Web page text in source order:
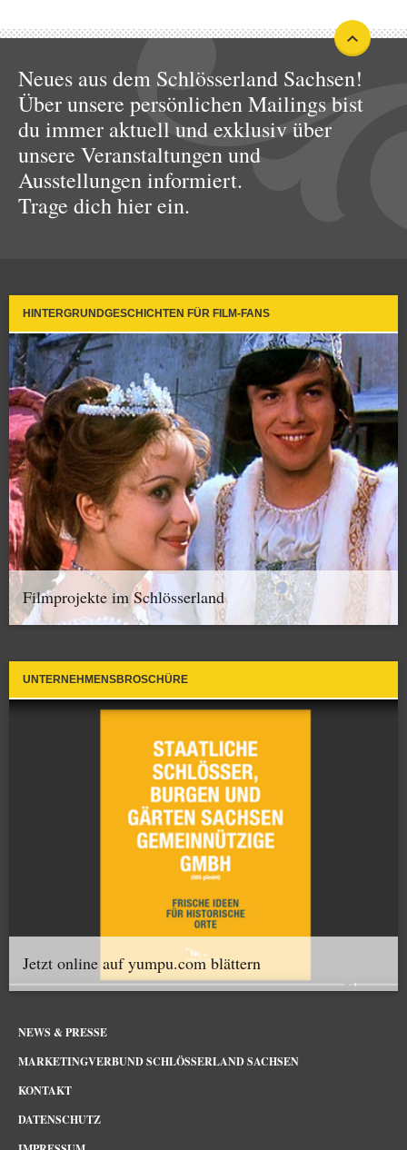
Neues aus dem Schlösserland Sachsen!
Über unsere persönlichen Mailings bist
du immer aktuell und exklusiv über
unsere Veranstaltungen und
Ausstellungen informiert.
Trage dich hier ein.
HINTERGRUNDGESCHICHTEN FÜR FILM-FANS
Filmprojekte im Schlösserland
UNTERNEHMENSBROSCHÜRE
Jetzt online auf yumpu.com blättern
NEWS & PRESSE
MARKETINGVERBUND SCHLÖSSERLAND SACHSEN
KONTAKT
DATENSCHUTZ